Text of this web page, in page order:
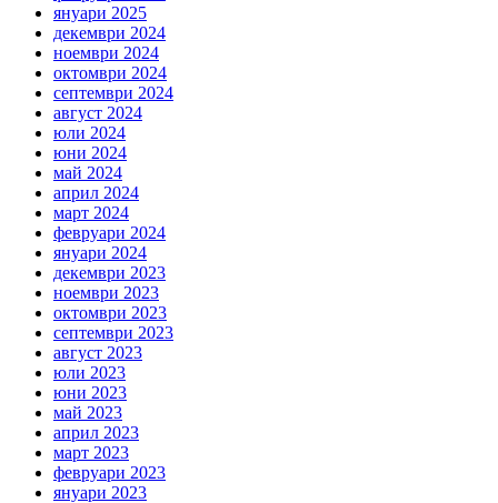
януари 2025
декември 2024
ноември 2024
октомври 2024
септември 2024
август 2024
юли 2024
юни 2024
май 2024
април 2024
март 2024
февруари 2024
януари 2024
декември 2023
ноември 2023
октомври 2023
септември 2023
август 2023
юли 2023
юни 2023
май 2023
април 2023
март 2023
февруари 2023
януари 2023